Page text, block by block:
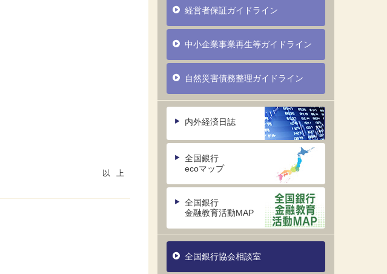
経営者保証ガイドライン
中小企業事業再生等ガイドライン
自然災害債務整理ガイドライン
内外経済日誌
全国銀行
ecoマップ
全国銀行
金融教育活動MAP
全国銀行協会相談室